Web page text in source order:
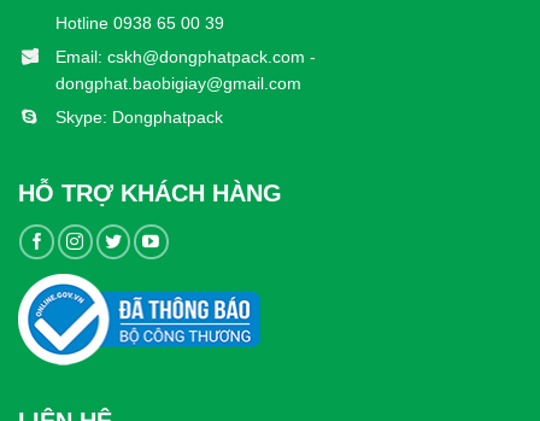
Hotline 0938 65 00 39
Email: cskh@dongphatpack.com -
dongphat.baobigiay@gmail.com
Skype: Dongphatpack
HỖ TRỢ KHÁCH HÀNG